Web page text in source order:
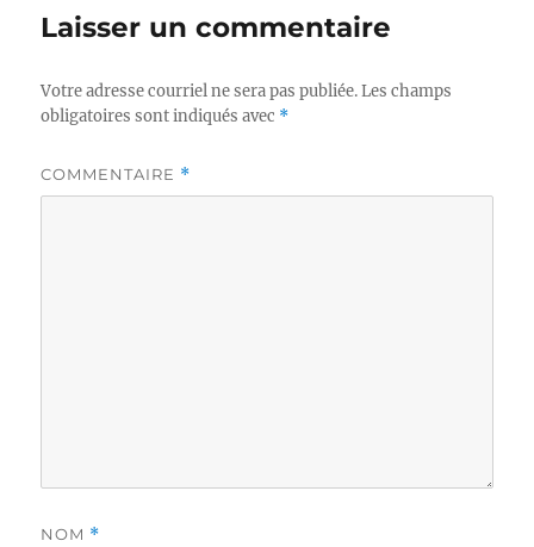
Laisser un commentaire
Votre adresse courriel ne sera pas publiée. Les champs
obligatoires sont indiqués avec *
COMMENTAIRE *
NOM *